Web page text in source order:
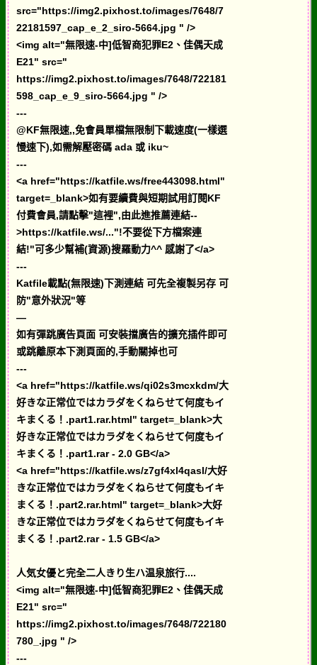
src="https://img2.pixhost.to/images/7648/7
22181597_cap_e_2_siro-5664.jpg " />
<img alt="無限速-中]低智商犯罪E2、佳偶天成
E21" src="
https://img2.pixhost.to/images/7648/722181
598_cap_e_9_siro-5664.jpg " />
---
@KF無限速,,免會員單檔無限制下載速度(一樣選
慢速下),如需解壓密碼 ada 或 iku~
---
<a href="https://katfile.ws/free443098.html"
target=_blank>如有要續費與短期試用訂閱KF
付費會員,請點擊"這裡",由此進推薦連結--
>https://katfile.ws/..."!不要從下方檔案連
結!"可多少幫補(資源)搜羅動力^^ 感謝了</a>
---
Katfile載點(無限速)下測連結 可先全複製另存 可
防"意外狀況"等
—
如有彈跳廣告頁面 可安裝擋廣告的擴充插件即可
或跳離原本下測頁面的,手動關掉也可
---
<a href="https://katfile.ws/qi02s3mcxkdm/大
好きな正常位ではカラダをくねらせて何度もイ
キまくる！.part1.rar.html" target=_blank>大
好きな正常位ではカラダをくねらせて何度もイ
キまくる！.part1.rar - 2.0 GB</a>
<a href="https://katfile.ws/z7gf4xl4qasl/大好
きな正常位ではカラダをくねらせて何度もイキ
まくる！.part2.rar.html" target=_blank>大好
きな正常位ではカラダをくねらせて何度もイキ
まくる！.part2.rar - 1.5 GB</a>
人気女優と完全二人きり生ハ温泉旅行....
<img alt="無限速-中]低智商犯罪E2、佳偶天成
E21" src="
https://img2.pixhost.to/images/7648/722180
780_.jpg " />
---